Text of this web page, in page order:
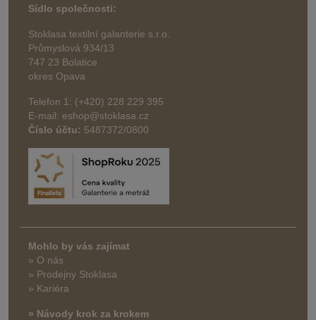
Sídlo společnosti:
Stoklasa textilní galanterie s.r.o.
Průmyslová 934/13
747 23 Bolatice
okres Opava
Telefon 1: (+420) 228 229 395
E-mail: eshop@stoklasa.cz
Číslo účtu: 5487372/0800
Mohlo by vás zajímat
» O nás
» Prodejny Stoklasa
» Kariéra
» Návody krok za krokem